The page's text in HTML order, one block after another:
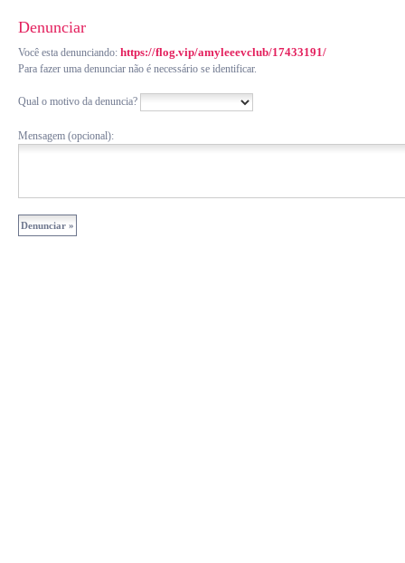
Denunciar
Você esta denunciando: https://flog.vip/amyleeevclub/17433191/
Para fazer uma denunciar não é necessário se identificar.
Qual o motivo da denuncia?
Mensagem (opcional):